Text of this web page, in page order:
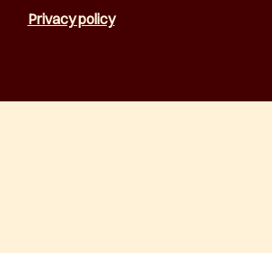
Privacy policy